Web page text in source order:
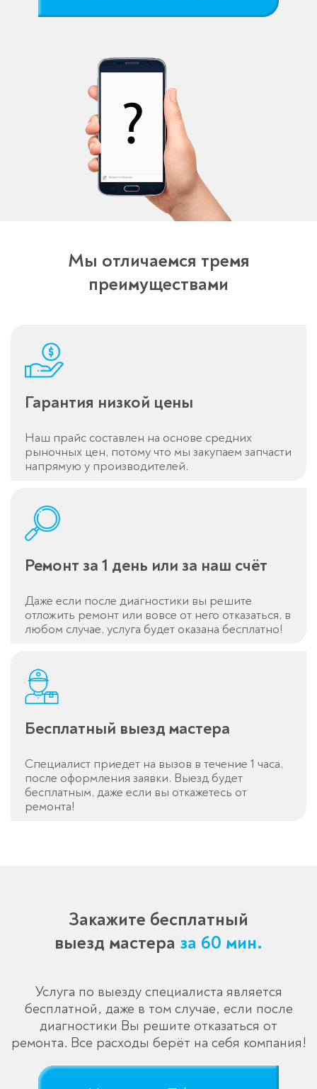
Мы отличаемся тремя
преимуществами
Гарантия низкой цены
Наш прайс составлен на основе средних
рыночных цен, потому что мы закупаем запчасти
напрямую у производителей.
Ремонт за 1 день или за наш счёт
Даже если после диагностики вы решите
отложить ремонт или вовсе от него отказаться, в
любом случае, услуга будет оказана бесплатно!
Бесплатный выезд мастера
Специалист приедет на вызов в течение 1 часа,
после оформления заявки. Выезд будет
бесплатным, даже если вы откажетесь от
ремонта!
Закажите бесплатный
выезд мастера за 60 мин.
Услуга по выезду специалиста является
бесплатной, даже в том случае, если после
диагностики Вы решите отказаться от
ремонта. Все расходы берёт на себя компания!
Оставьте заявку
перезвоним в течение 3-х минут
Спасибо!
Менеджер свяжется с вами в
течение 3-x минут.